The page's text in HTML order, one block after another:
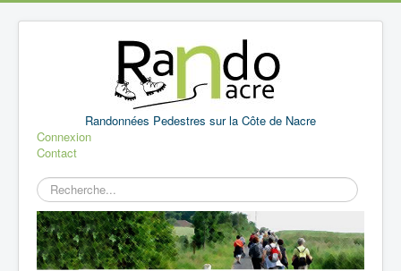
Randonnées Pedestres sur la Côte de Nacre
Connexion
Contact
Rechercher